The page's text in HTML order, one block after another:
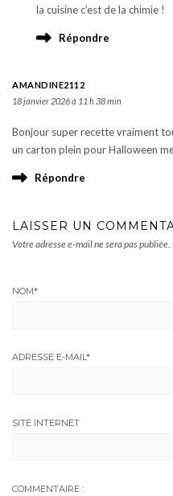
la cuisine c’est de la chimie !
Répondre
AMANDINE2112
18 janvier 2026 à 11 h 38 min
Bonjour super recette vraiment
un carton plein pour Halloween
Répondre
LAISSER UN
Votre adresse e-mail ne sera pas publiée.
NOM*
ADRESSE E-MAIL*
SITE INTERNET
COMMENTAIRE :